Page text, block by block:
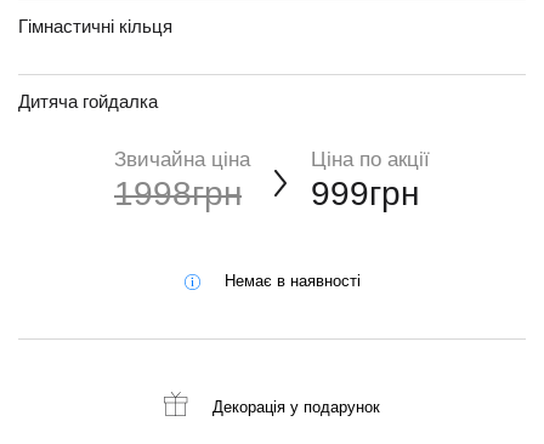
Гімнастичні кільця
Дитяча гойдалка
Звичайна ціна
1998грн
Ціна по акції
999грн
Немає в наявності
Декорація у подарунок